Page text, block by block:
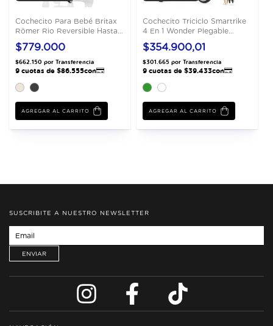
Cochecito Para Bebé Britax
Römer Rio Reversible Hasta
22 Kg
$779.000
AGREGAR AL CARRITO
Cochecito Triciclo Smartrike
4 En 1 Wonder Plegable
Compacto
$354.900,01
AGREGAR AL CARRITO
SUSCRIBITE A NUESTRO NEWSLETTER